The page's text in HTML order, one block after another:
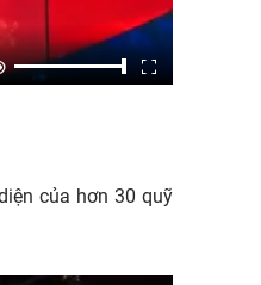
của hơn 30 quỹ